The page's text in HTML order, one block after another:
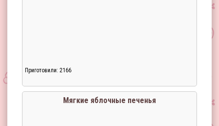
Приготовили: 2166
Мягкие яблочные печенья